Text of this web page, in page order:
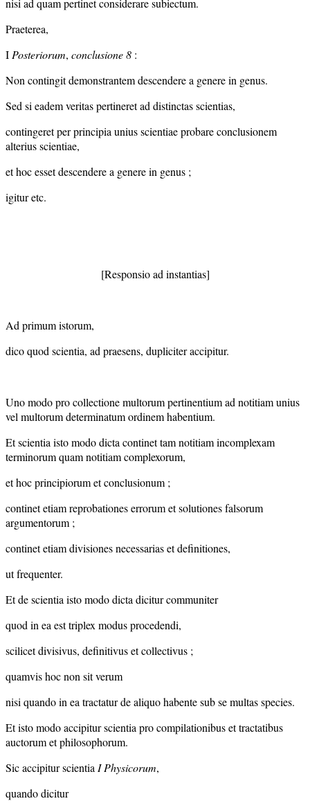
nisi ad quam pertinet considerare subiectum.
Praeterea,
I Posteriorum, conclusione 8 :
Non contingit demonstrantem descendere a genere in genus.
Sed si eadem veritas pertineret ad distinctas scientias,
contingeret per principia unius scientiae probare conclusionem
alterius scientiae,
et hoc esset descendere a genere in genus ;
igitur etc.
[Responsio ad instantias]
Ad primum istorum,
dico quod scientia, ad praesens, dupliciter accipitur.
Uno modo pro collectione multorum pertinentium ad notitiam unius
vel multorum determinatum ordinem habentium.
Et scientia isto modo dicta continet tam notitiam incomplexam
terminorum quam notitiam complexorum,
et hoc principiorum et conclusionum ;
continet etiam reprobationes errorum et solutiones falsorum
argumentorum ;
continet etiam divisiones necessarias et definitiones,
ut frequenter.
Et de scientia isto modo dicta dicitur communiter
quod in ea est triplex modus procedendi,
scilicet divisivus, definitivus et collectivus ;
quamvis hoc non sit verum
nisi quando in ea tractatur de aliquo habente sub se multas species.
Et isto modo accipitur scientia pro compilationibus et tractatibus
auctorum et philosophorum.
Sic accipitur scientia I Physicorum,
quando dicitur